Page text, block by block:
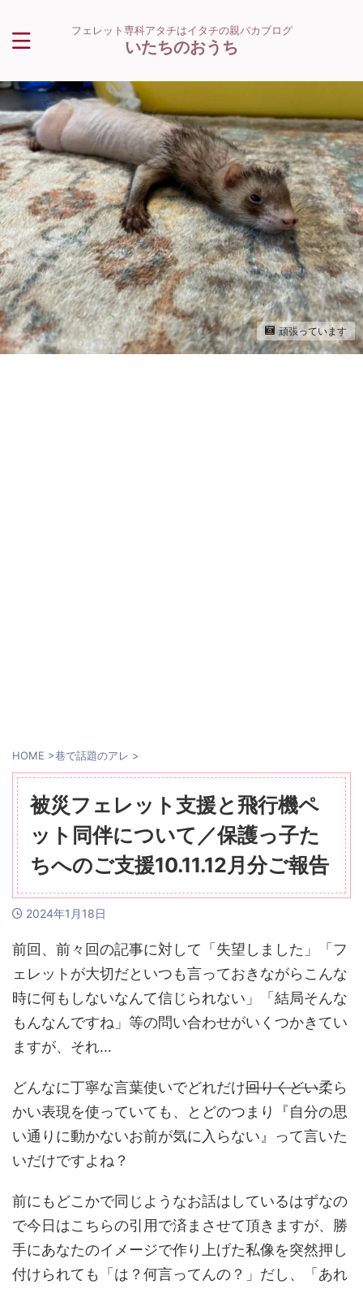
フェレット専科アタチはイタチの親バカブログ
いたちのおうち
頑張っています
HOME >巷で話題のアレ >
被災フェレット支援と飛行機ペ
ット同伴について／保護っ子た
ちへのご支援10.11.12月分ご報告
2024年1月18日
前回、前々回の記事に対して「失望しました」「フ
ェレットが大切だといつも言っておきながらこんな
時に何もしないなんて信じられない」「結局そんな
もんなんですね」等の問い合わせがいくつかきてい
ますが、それ…
どんなに丁寧な言葉使いでどれだけ回りくどい柔ら
かい表現を使っていても、とどのつまり『自分の思
い通りに動かないお前が気に入らない』って言いた
いだけですよね？
前にもどこかで同じようなお話はしているはずなの
で今日はこちらの引用で済まさせて頂きますが、 勝
手にあなたのイメージで作り上げた私像を突然押し
付けられても「は？何言ってんの？」だし、「あれ